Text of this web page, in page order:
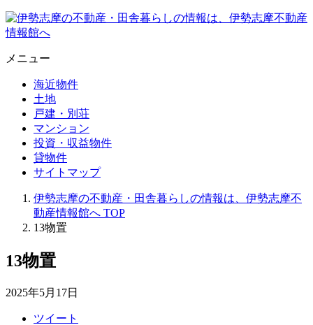
メニュー
海近物件
土地
戸建・別荘
マンション
投資・収益物件
貸物件
サイトマップ
伊勢志摩の不動産・田舎暮らしの情報は、伊勢志摩不
動産情報館へ TOP
13物置
13物置
2025年5月17日
ツイート